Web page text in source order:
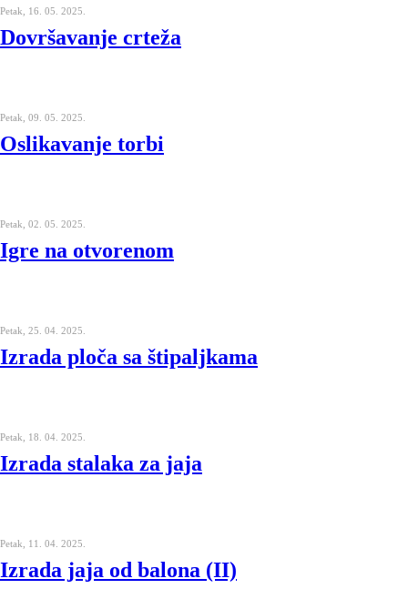
Petak, 16. 05. 2025.
Dovršavanje crteža
Petak, 09. 05. 2025.
Oslikavanje torbi
Petak, 02. 05. 2025.
Igre na otvorenom
Petak, 25. 04. 2025.
Izrada ploča sa štipaljkama
Petak, 18. 04. 2025.
Izrada stalaka za jaja
Petak, 11. 04. 2025.
Izrada jaja od balona (II)